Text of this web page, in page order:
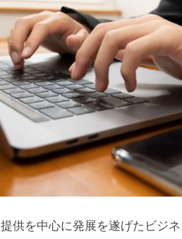
供を中心に発展を遂げたビジ